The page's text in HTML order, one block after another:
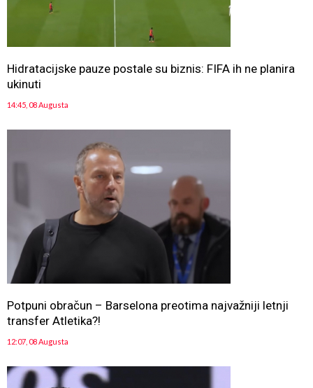
Hidratacijske pauze postale su biznis: FIFA ih ne planira
ukinuti
14:45, 08 Augusta
Potpuni obračun – Barselona preotima najvažniji letnji
transfer Atletika?!
12:07, 08 Augusta